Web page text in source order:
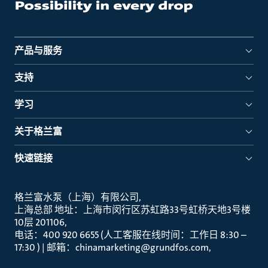
产品与服务
支持
学习
关于格兰富
快速链接
格兰富水泵（上海）有限公司
上海总部 地址：上海市闵行区苏虹路33号虹桥天地3号楼
10层 201106
电话：400 920 6655 (人工客服在线时间：工作日 8:30 –
17:30 ) | 邮箱：chinamarketing@grundfos.com